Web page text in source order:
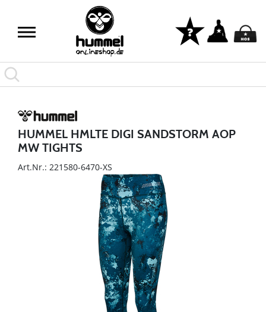
HUMMEL HMLTE DIGI SANDSTORM AOP
MW TIGHTS
Art.Nr.: 221580-6470-XS